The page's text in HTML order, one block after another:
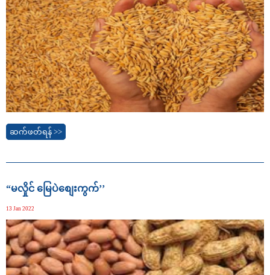
ဆက်ဖတ်ရန် >>
“မလှိုင် မြေပဲစျေးကွက်’’
13 Jan 2022